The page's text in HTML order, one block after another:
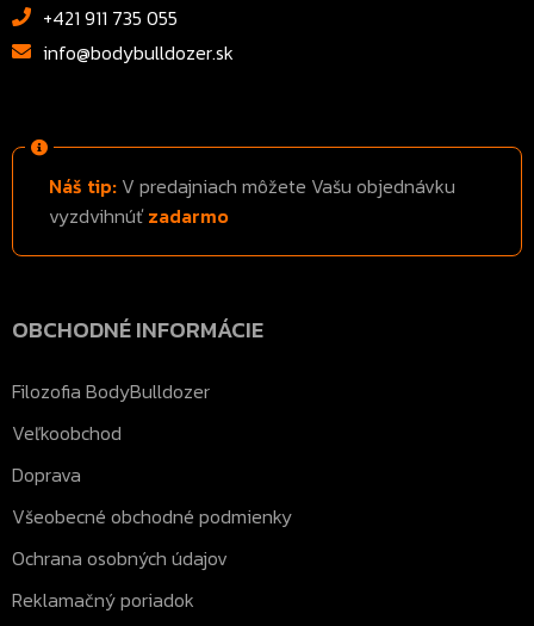
+421 911 735 055
info@bodybulldozer.sk
Náš tip: V predajniach môžete Vašu objednávku
vyzdvihnúťzadarmo
OBCHODNÉ INFORMÁCIE
Filozofia BodyBulldozer
Veľkoobchod
Doprava
Všeobecné obchodné podmienky
Ochrana osobných údajov
Reklamačný poriadok